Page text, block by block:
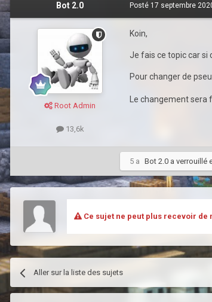
Bot 2.0
Root Admin
13,6k
Posté 17 septembre
Koin,
Je fais ce topic car si
Pour changer de
Le changement sera
5 a Bot 2.0 a verrouillé
Ce sujet ne peut plus recevoir de
Aller sur la liste des sujets